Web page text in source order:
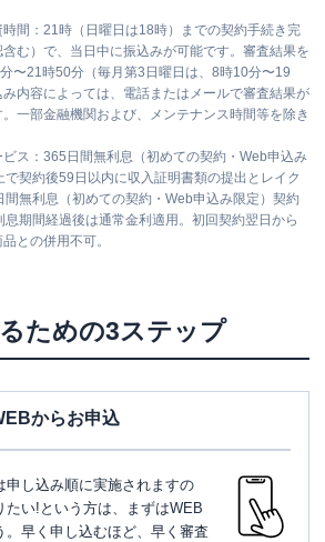
間：21時（日曜日は18時）までの契約手続き完
む）で、当日中に振込みが可能です。審査結果を
〜21時50分（毎月第3日曜日は、8時10分〜19
内容によっては、電話またはメールで審査結果が
一部金融機関および、メンテナンス時間等を除き
ス：365日間無利息（初めての契約・Web申込み
契約後59日以内に収入証明書類の提出とレイク
無利息（初めての契約・Web申込み限定）契約
期間経過後は通常金利適用。初回契約翌日から
との併用不可。
ための3ステップ
からお申込
申し込み順に実施されますの
たい!という方は、まずはWEB
。早く申し込むほど、早く審査